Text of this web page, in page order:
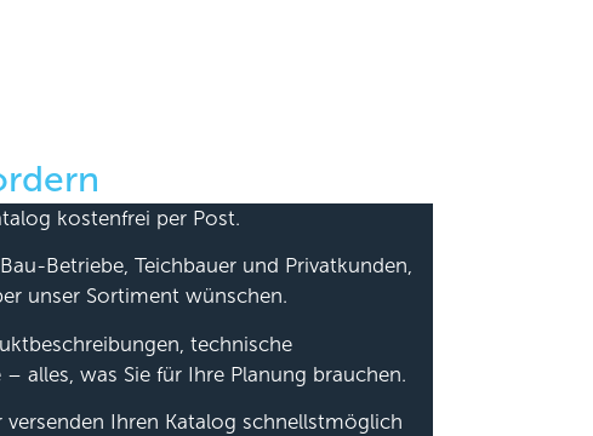
kostenfrei per Post.
Betriebe, Teichbauer und Privatkunden,
unser Sortiment wünschen.
technische
alles, was Sie für Ihre Planung brauchen.
Ihren Katalog schnellstmöglich